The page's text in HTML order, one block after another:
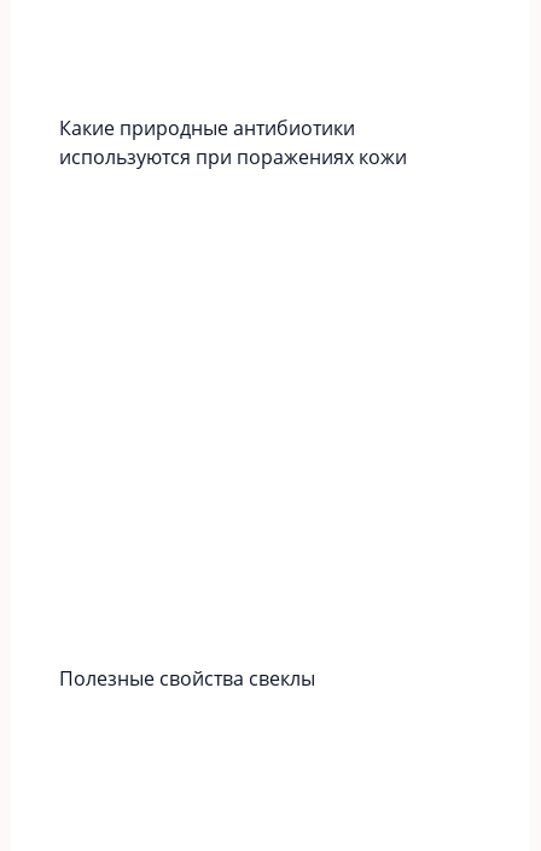
Какие природные антибиотики
используются при поражениях кожи
Полезные свойства свеклы